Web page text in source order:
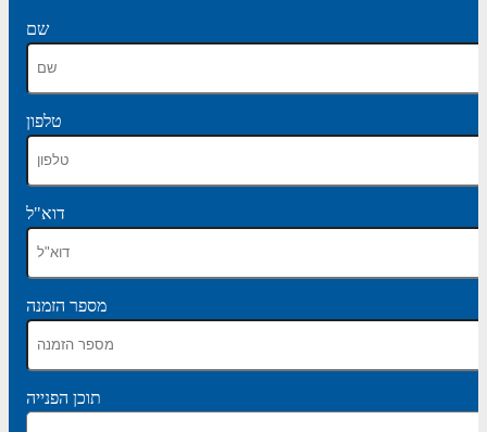
שם
טלפון
דוא"ל
מספר הזמנה
תוכן הפנייה